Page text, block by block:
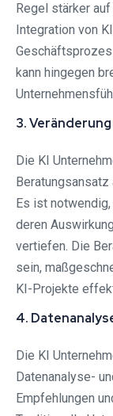
Regel stärker
Integration von
kann hingegen
3.
Die KI
Es ist
deren
vertiefen. Die
sein,
KI-Projekte
4.
Die KI
Datenanalyse-
Empfehlungen